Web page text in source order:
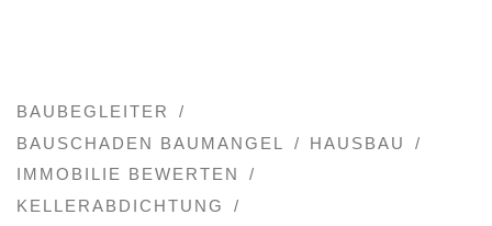
BAUBEGLEITER
BAUSCHADEN BAUMANGEL
HAUSBAU
IMMOBILIE BEWERTEN
KELLERABDICHTUNG